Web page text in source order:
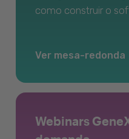
como construir o
Ver mesa-redonda
Webinars